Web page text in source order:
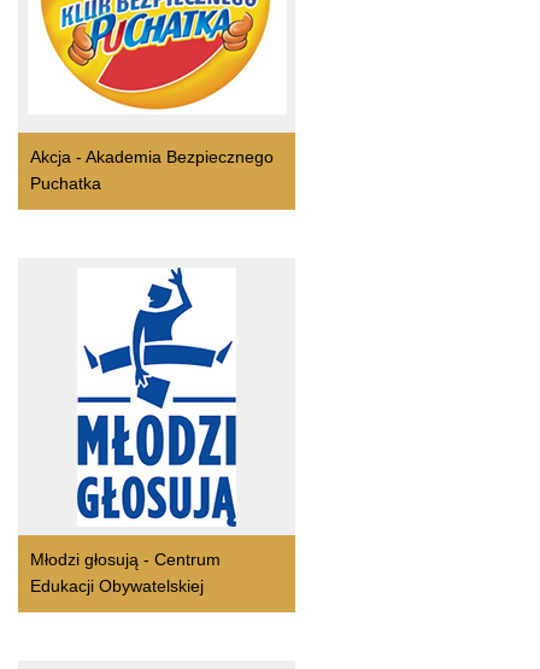
Akcja - Akademia Bezpiecznego
Puchatka
Młodzi głosują - Centrum
Edukacji Obywatelskiej